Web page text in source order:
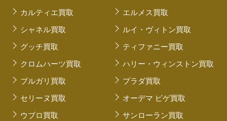
カルティエ買取 エルメス買取
シャネル買取 ルイ・ヴィトン買取
グッチ買取 ティファニー買取
クロムハーツ買取 ハリー・ウィンストン買取
ブルガリ買取 プラダ買取
セリーヌ買取 オーデマ ピゲ買取
ウブロ買取 サンローラン買取